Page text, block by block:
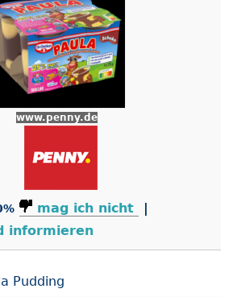
www.penny.de
mag ich nicht
informieren
Pudding